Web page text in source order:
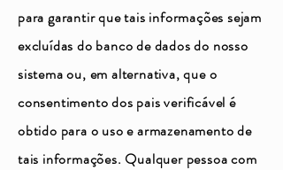
para garantir que tais informações sejam
excluídas do banco de dados do nosso
sistema ou, em alternativa, que o
consentimento dos pais verificável é
obtido para o uso e armazenamento de
tais informações. Qualquer pessoa com